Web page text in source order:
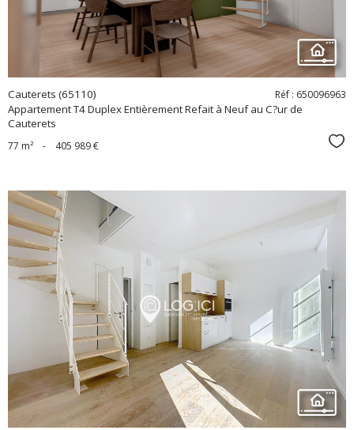
Cauterets (65110)
Appartement T4 Duplex Entièrement Refait à Neuf au C?ur de
Cauterets
Réf : 650096963
77 m² - 405 989 €
voir le
bien